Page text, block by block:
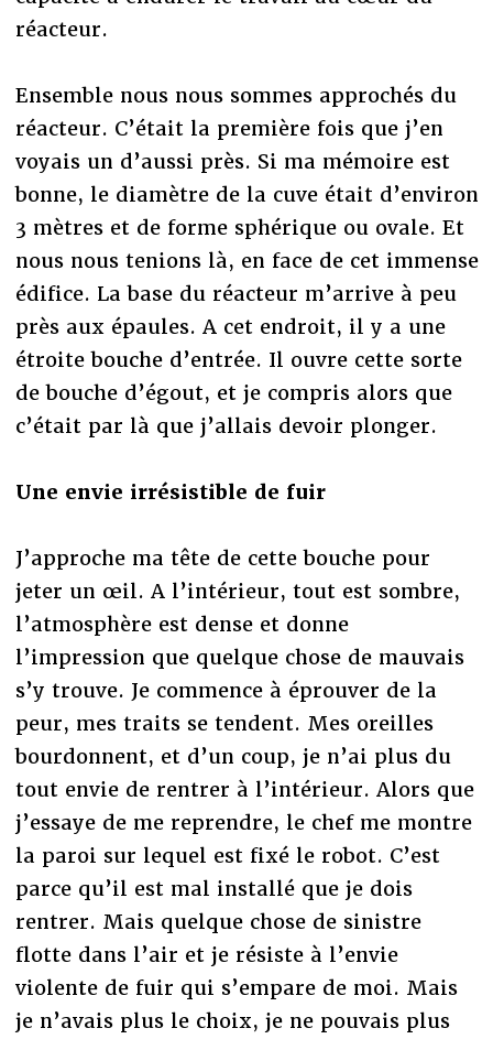
réacteur.
Ensemble nous nous sommes approchés du
réacteur. C’était la première fois que j’en
voyais un d’aussi près. Si ma mémoire est
bonne, le diamètre de la cuve était d’environ
3 mètres et de forme sphérique ou ovale. Et
nous nous tenions là, en face de cet immense
édifice. La base du réacteur m’arrive à peu
près aux épaules. A cet endroit, il y a une
étroite bouche d’entrée. Il ouvre cette sorte
de bouche d’égout, et je compris alors que
c’était par là que j’allais devoir plonger.
Une envie irrésistible de fuir
J’approche ma tête de cette bouche pour
jeter un œil. A l’intérieur, tout est sombre,
l’atmosphère est dense et donne
l’impression que quelque chose de mauvais
s’y trouve. Je commence à éprouver de la
peur, mes traits se tendent. Mes oreilles
bourdonnent, et d’un coup, je n’ai plus du
tout envie de rentrer à l’intérieur. Alors que
j’essaye de me reprendre, le chef me montre
la paroi sur lequel est fixé le robot. C’est
parce qu’il est mal installé que je dois
rentrer. Mais quelque chose de sinistre
flotte dans l’air et je résiste à l’envie
violente de fuir qui s’empare de moi. Mais
je n’avais plus le choix, je ne pouvais plus